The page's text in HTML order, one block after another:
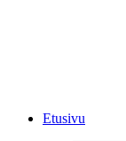
Etusivu